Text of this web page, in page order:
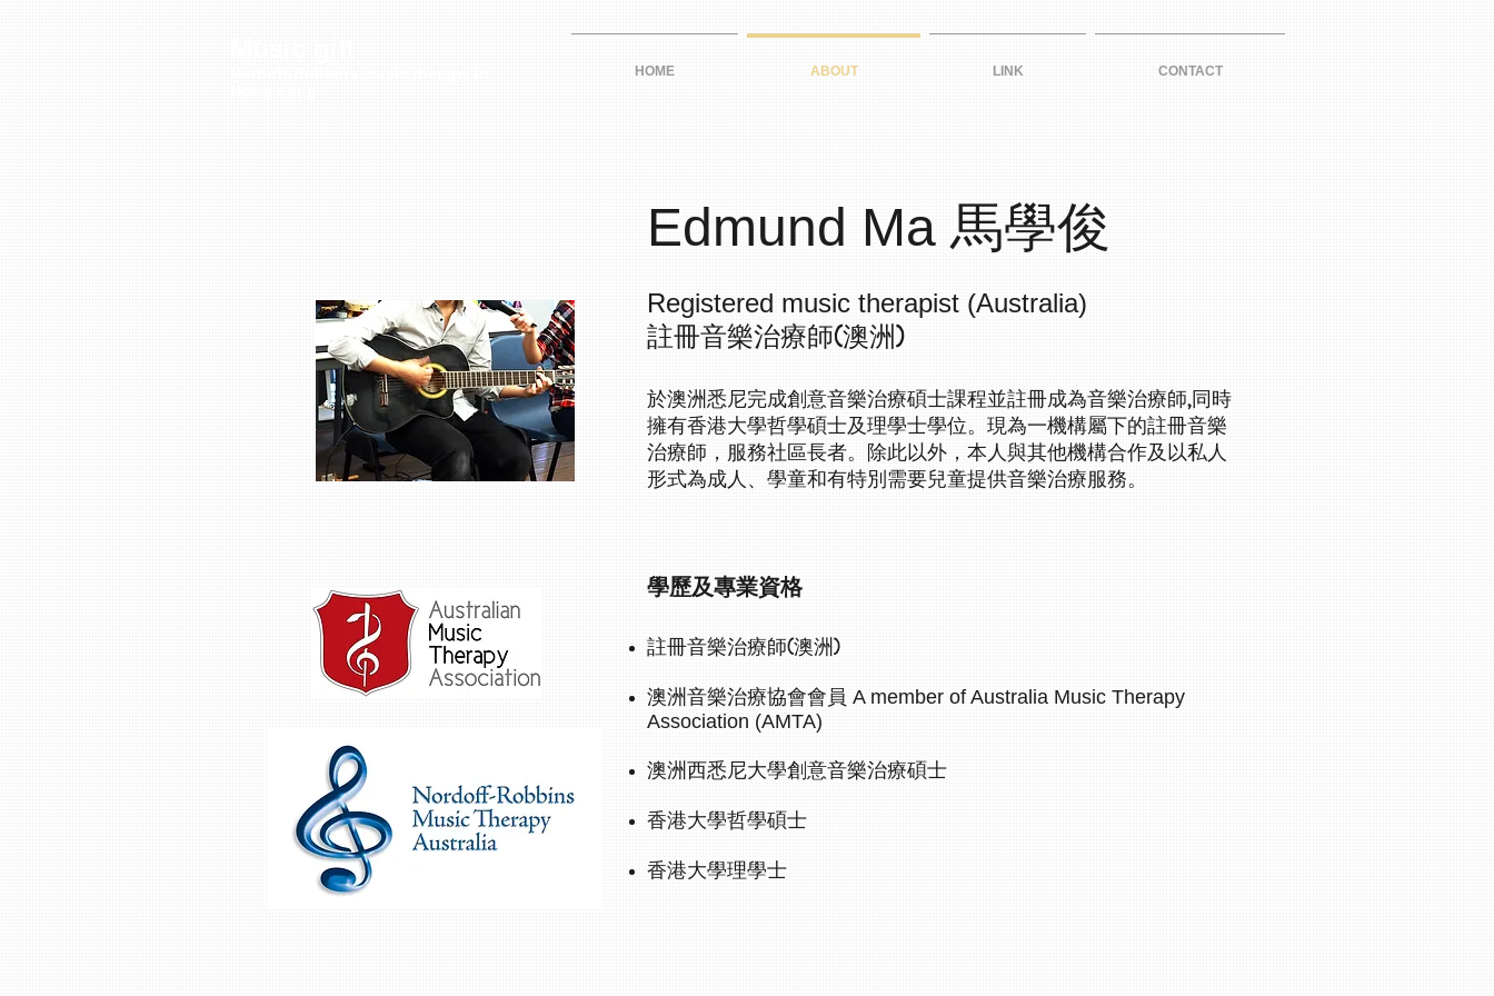
HOME ABOUT LINK CONTACT
Edmund Ma 馬學俊
Registered music therapist (Australia)
註冊音樂治療師(澳洲)
於澳洲悉尼完成創意音樂治療碩士課程並註冊成為音樂治療師,同時
擁有香港大學哲學碩士及理學士學位。現為一機構屬下的註冊音樂
治療師，服務社區長者。除此以外，本人與其他機構合作及以私人
形式為成人、學童和有特別需要兒童提供音樂治療服務。
學歷及專業資格
註冊音樂治療師(澳洲)
澳洲音樂治療協會會員 A member of Australia Music Therapy
Association (AMTA)
澳洲西悉尼大學創意音樂治療碩士
香港大學哲學碩士
香港大學理學士